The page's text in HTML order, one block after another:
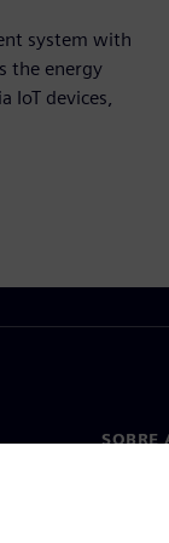
system with
the energy
IoT devices,
SOBRE